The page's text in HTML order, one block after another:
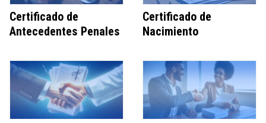
Certificado de
Antecedentes Penales
Certificado de
Nacimiento